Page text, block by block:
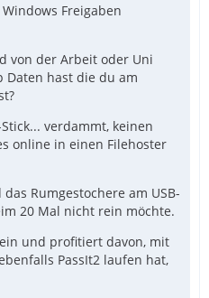
Freigaben
von der Arbeit oder Uni
Daten hast die du am
verdammt, keinen
online in einen Filehoster
Rumgestochere am USB-
20 Mal nicht rein möchte.
und profitiert davon, mit
PassIt2 laufen hat,